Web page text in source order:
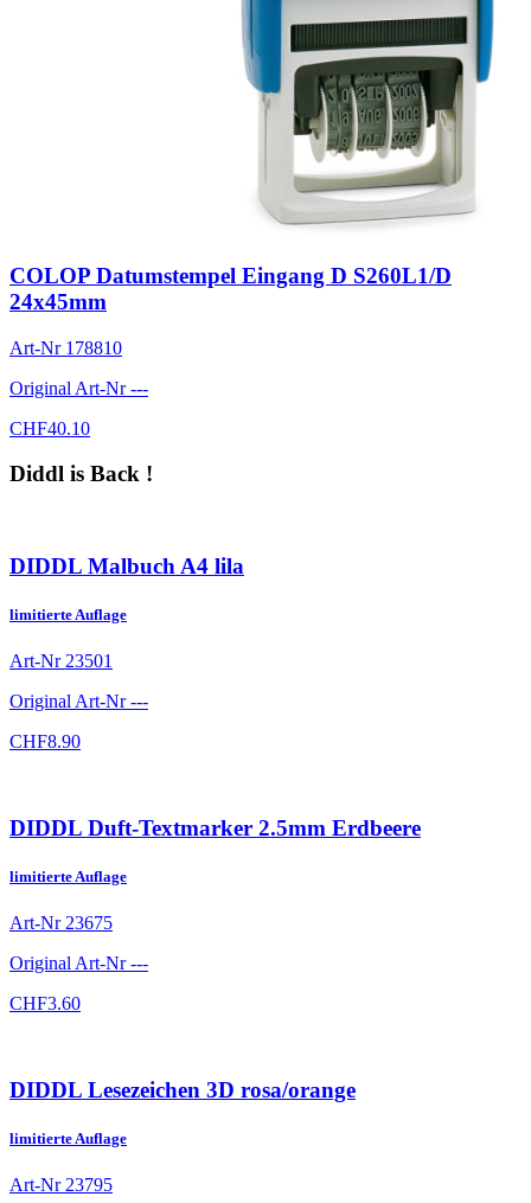
COLOP Datumstempel Eingang D S260L1/D
24x45mm
Art-Nr 178810
Original Art-Nr---
CHF40.10
Diddl is Back !
DIDDL Malbuch A4 lila
limitierte Auflage
Art-Nr 23501
Original Art-Nr---
CHF8.90
DIDDL Duft-Textmarker 2.5mm Erdbeere
limitierte Auflage
Art-Nr 23675
Original Art-Nr---
CHF3.60
DIDDL Lesezeichen 3D rosa/orange
limitierte Auflage
Art-Nr 23795